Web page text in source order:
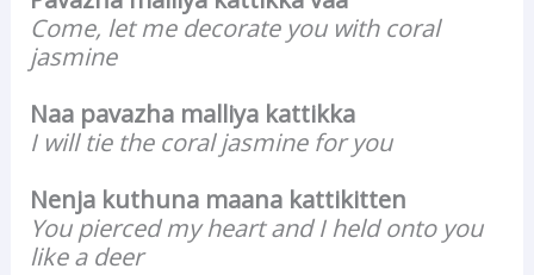
Come, let me decorate you with coral
jasmine
Naa pavazha malliya kattikka
I will tie the coral jasmine for you
Nenja kuthuna maana kattikitten
You pierced my heart and I held onto you
like a deer